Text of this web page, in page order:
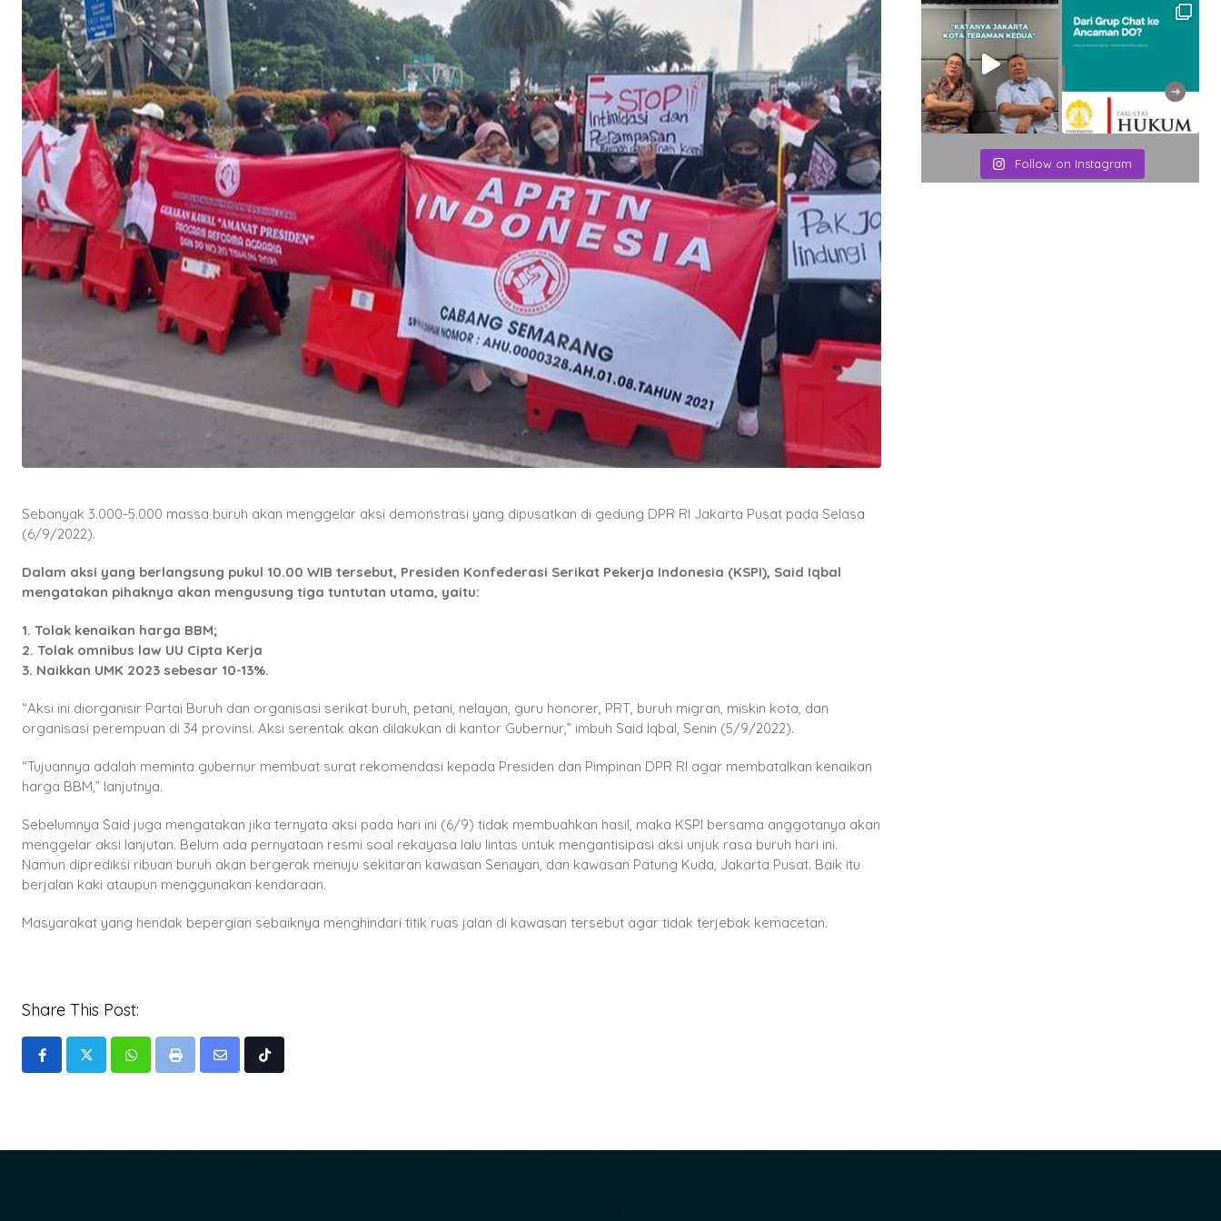
Sebanyak 3.000-5.000 massa buruh akan menggelar aksi demonstrasi yang dipusatkan di gedung DPR RI Jakarta Pusat pada Selasa
(6/9/2022).
Dalam aksi yang berlangsung pukul 10.00 WIB tersebut, Presiden Konfederasi Serikat Pekerja Indonesia (KSPI), Said Iqbal
mengatakan pihaknya akan mengusung tiga tuntutan utama, yaitu:
1. Tolak kenaikan harga BBM;
2. Tolak omnibus law UU Cipta Kerja
3. Naikkan UMK 2023 sebesar 10-13%.
“Aksi ini diorganisir Partai Buruh dan organisasi serikat buruh, petani, nelayan, guru honorer, PRT, buruh migran, miskin kota, dan
organisasi perempuan di 34 provinsi. Aksi serentak akan dilakukan di kantor Gubernur,” imbuh Said Iqbal, Senin (5/9/2022).
“Tujuannya adalah meminta gubernur membuat surat rekomendasi kepada Presiden dan Pimpinan DPR RI agar membatalkan kenaikan
harga BBM,” lanjutnya.
Sebelumnya Said juga mengatakan jika ternyata aksi pada hari ini (6/9) tidak membuahkan hasil, maka KSPI bersama anggotanya akan
menggelar aksi lanjutan. Belum ada pernyataan resmi soal rekayasa lalu lintas untuk mengantisipasi aksi unjuk rasa buruh hari ini.
Namun diprediksi ribuan buruh akan bergerak menuju sekitaran kawasan Senayan, dan kawasan Patung Kuda, Jakarta Pusat. Baik itu
berjalan kaki ataupun menggunakan kendaraan.
Masyarakat yang hendak bepergian sebaiknya menghindari titik ruas jalan di kawasan tersebut agar tidak terjebak kemacetan.
Share This Post:
WhatsappPrint
Share
Tiktok
Follow on Instagram